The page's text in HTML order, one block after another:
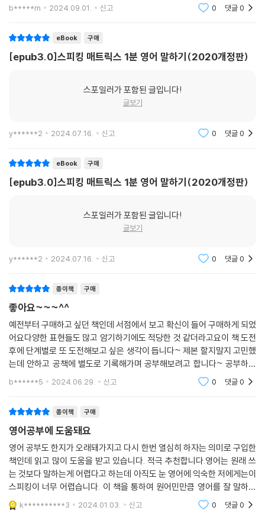
b*****m 2024.09.01. 신고 0 댓글0
eBook 구매
[epub3.0]스피킹 매트릭스 1분 영어 말하기(2020개정판)
스포일러가 포함된 글입니다!
글보기
y******2 2024.07.16. 신고 0 댓글0
eBook 구매
[epub3.0]스피킹 매트릭스 1분 영어 말하기(2020개정판)
스포일러가 포함된 글입니다!
글보기
y******2 2024.07.16. 신고 0 댓글0
종이책 구매
좋아요~~~^^
예전부터 구매하고 싶던 책인데 서점에서 보고 확신이 들어 구매하게 되었
어요다양한 표현들도 많고 암기하기에도 적당한 것 같더라고요이 책 도전
후에 단계별로 또 도전해보고 싶은 생각이 듭니다~ 제본 할지말지 고민했
는데 안하고 공책에 별도로 기록해가며 공부해보려고 합니다~ 공부하시
는 모든 분들 화이팅이요
b******5 2024.06.29. 신고 0 댓글0
종이책 구매
영어공부에 도움돼요
영어 공부도 한지가 오래돼가지고 다시 한번 열심히 하자는 의미로 구입한
책인데 읽고 많이 도움을 받고 있습니다. 적극 추천합니다.영어는 원래 쓰
는 것보다 말하는게 어렵다고 하는데 아직도 눈 영어에 익숙한 저에게는이
스피킹이 너무 어렵습니다. 이 책을 통하여 원어민만큼 영어를 잘 말하고
싶습니다. 그래서 여행 갔을 때 꼭 써보고 싶습니다.항상 영어를 말할때는
k**********3 2024.01.03. 신고 0 댓글0